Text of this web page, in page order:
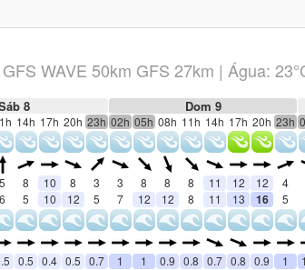
WAVE 50km GFS 27km | Água:
8 Dom 9
14h 17h 20h 23h 02h 05h 08h 11h 14h 17h 20h 23h
5 8 10 8 3 3 8 8 8 11 12 12 4
6 5 10 12 5 7 12 12 8 11 13 16 5
0.5 0.4 0.5 0.7 1 1 0.9 0.8 0.7 0.8 0.9 1